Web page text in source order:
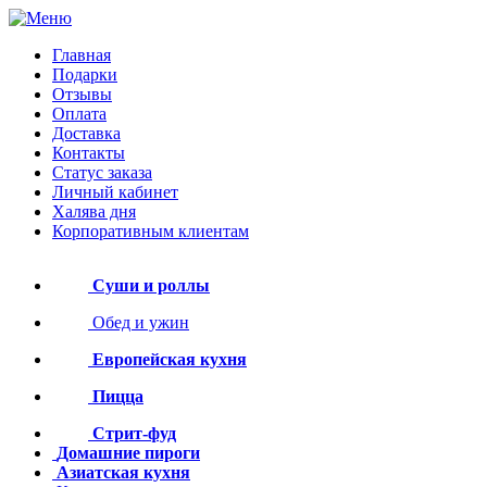
Главная
Подарки
Отзывы
Оплата
Доставка
Контакты
Статус заказа
Личный кабинет
Халява дня
Корпоративным клиентам
Суши и роллы
Обед и ужин
Европейская кухня
Пицца
Стрит-фуд
Домашние пироги
Азиатская кухня